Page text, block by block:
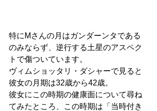
特にMさんの月はガンダーンタである
のみならず、逆行する土星のアスペク
トで傷ついています。
ヴィムショッタリ・ダシャーで見ると
彼女の月期は32歳から42歳。
彼女にこの時期の健康面について尋ね
てみたところ、この時期は「当時付き